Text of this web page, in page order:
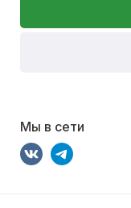
Мы в сети